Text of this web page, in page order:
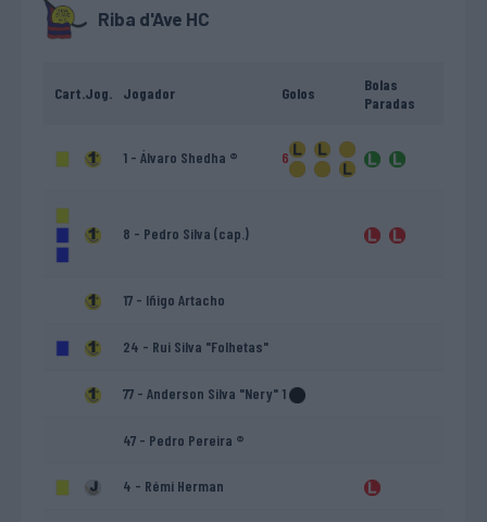
Riba d'Ave HC
Cart.Jog. Jogador Golos
Bolas
Paradas
1 - Álvaro Shedha ® 6
8 - Pedro Silva (cap.)
17 - Iñigo Artacho
24 - Rui Silva "Folhetas"
77 - Anderson Silva "Nery" 1
47 - Pedro Pereira ®
4 - Rémi Herman